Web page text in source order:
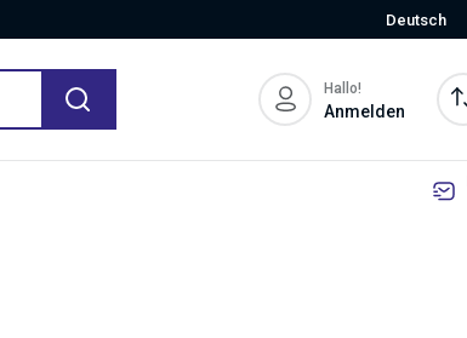
Deutsch
Hallo!
Anmelden